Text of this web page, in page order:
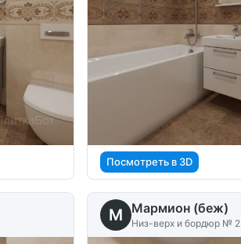
Посмотреть в 3D
M Мармион (беж)
Низ-верх и бордюр № 2